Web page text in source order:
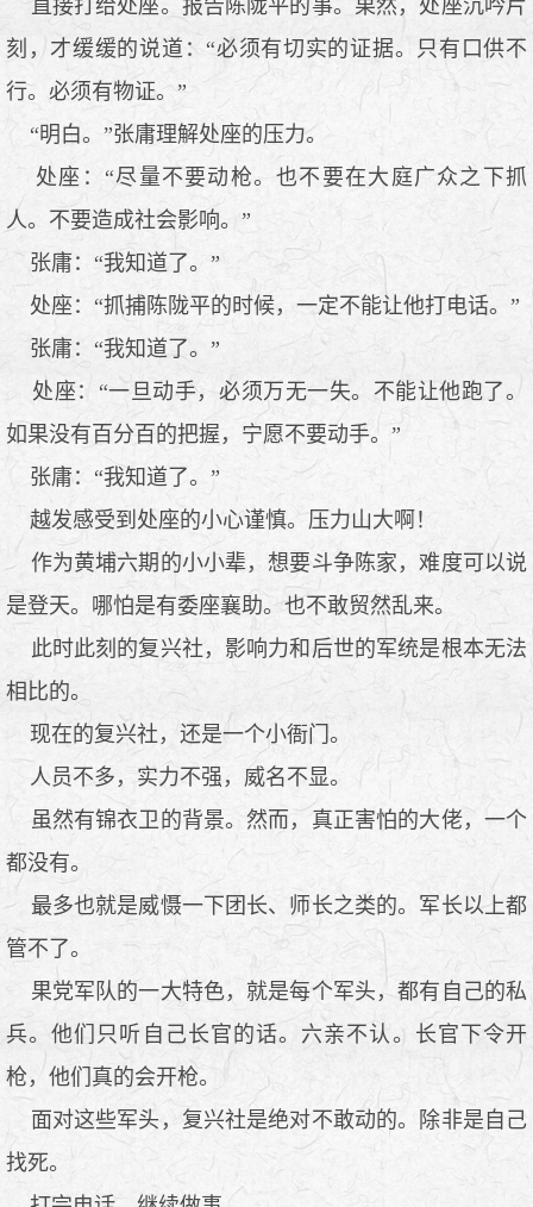
直接打给处座。报告陈陇平的事。果然，处座沉吟片
刻，才缓缓的说道：“必须有切实的证据。只有口供不
行。必须有物证。”
“明白。”张庸理解处座的压力。
处座：“尽量不要动枪。也不要在大庭广众之下抓
人。不要造成社会影响。”
张庸：“我知道了。”
处座：“抓捕陈陇平的时候，一定不能让他打电话。”
张庸：“我知道了。”
处座：“一旦动手，必须万无一失。不能让他跑了。
如果没有百分百的把握，宁愿不要动手。”
张庸：“我知道了。”
越发感受到处座的小心谨慎。压力山大啊！
作为黄埔六期的小小辈，想要斗争陈家，难度可以说
是登天。哪怕是有委座襄助。也不敢贸然乱来。
此时此刻的复兴社，影响力和后世的军统是根本无法
相比的。
现在的复兴社，还是一个小衙门。
人员不多，实力不强，威名不显。
虽然有锦衣卫的背景。然而，真正害怕的大佬，一个
都没有。
最多也就是威慑一下团长、师长之类的。军长以上都
管不了。
果党军队的一大特色，就是每个军头，都有自己的私
兵。他们只听自己长官的话。六亲不认。长官下令开
枪，他们真的会开枪。
面对这些军头，复兴社是绝对不敢动的。除非是自己
找死。